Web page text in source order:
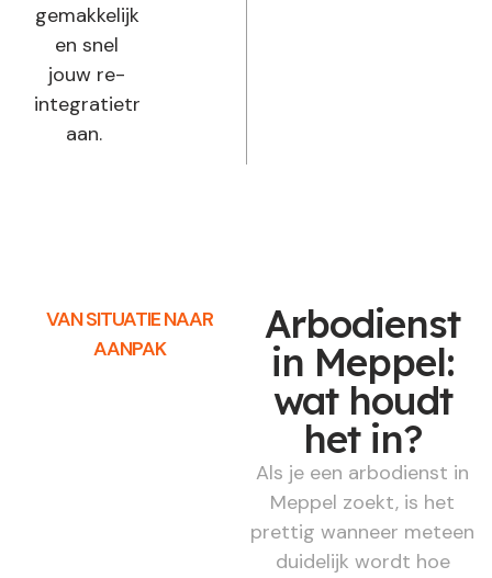
gemakkelijk
en snel
jouw re-
integratietraject
aan.
VAN SITUATIE NAAR
AANPAK
Arbodienst
in Meppel:
wat houdt
het in?
Als je een arbodienst in
Meppel zoekt, is het
prettig wanneer meteen
duidelijk wordt hoe